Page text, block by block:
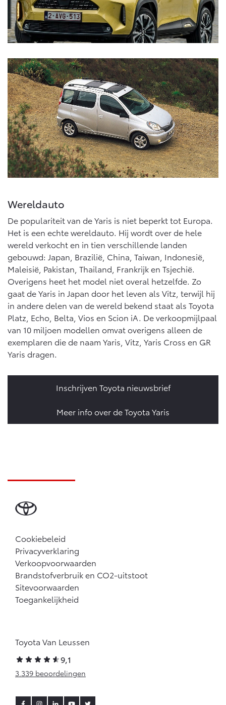
Wereldauto
De populariteit van de Yaris is niet beperkt tot Europa.
Het is een echte wereldauto. Hij wordt over de hele
wereld verkocht en in tien verschillende landen
gebouwd: Japan, Brazilië, China, Taiwan, Indonesië,
Maleisië, Pakistan, Thailand, Frankrijk en Tsjechië.
Overigens heet het model niet overal hetzelfde. Zo
gaat de Yaris in Japan door het leven als Vitz, terwijl hij
in andere delen van de wereld bekend staat als Toyota
Platz, Echo, Belta, Vios en Scion iA. De verkoopmijlpaal
van 10 miljoen modellen omvat overigens alleen de
exemplaren die de naam Yaris, Vitz, Yaris Cross en GR
Yaris dragen.
Inschrijven Toyota nieuwsbrief
Meer info over de Toyota Yaris
Cookiebeleid
Privacyverklaring
Verkoopvoorwaarden
Brandstofverbruik en CO2-uitstoot
Sitevoorwaarden
Toegankelijkheid
Toyota Van Leussen
9,1
3.339 beoordelingen